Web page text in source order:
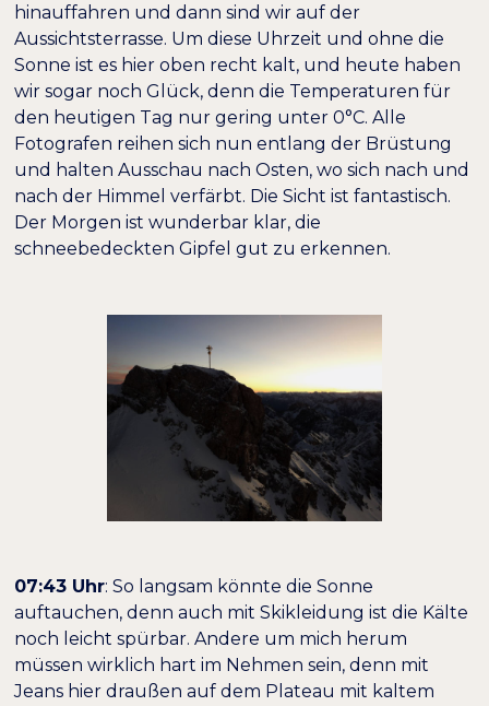
hinauffahren und dann sind wir auf der
Aussichtsterrasse. Um diese Uhrzeit und ohne die
Sonne ist es hier oben recht kalt, und heute haben
wir sogar noch Glück, denn die Temperaturen für
den heutigen Tag nur gering unter 0°C. Alle
Fotografen reihen sich nun entlang der Brüstung
und halten Ausschau nach Osten, wo sich nach und
nach der Himmel verfärbt. Die Sicht ist fantastisch.
Der Morgen ist wunderbar klar, die
schneebedeckten Gipfel gut zu erkennen.
07:43 Uhr: So langsam könnte die Sonne
auftauchen, denn auch mit Skikleidung ist die Kälte
noch leicht spürbar. Andere um mich herum
müssen wirklich hart im Nehmen sein, denn mit
Jeans hier draußen auf dem Plateau mit kaltem